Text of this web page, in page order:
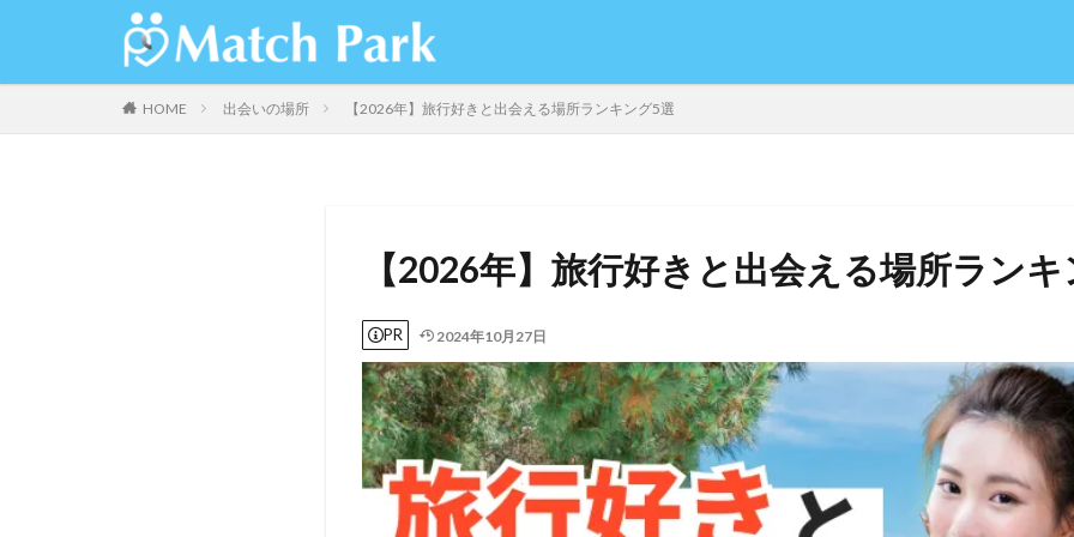
HOME 出会いの場所 【2026年】旅行好きと出会える場所ランキング5選
【2026年】旅行好きと出会える場所ラン
PR 2024年10月27日